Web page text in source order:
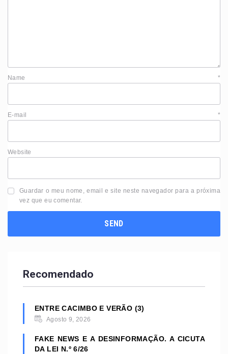
Name *
E-mail *
Website
Guardar o meu nome, email e site neste navegador para a próxima
vez que eu comentar.
Recomendado
ENTRE CACIMBO E VERÃO (3)
Agosto 9, 2026
FAKE NEWS E A DESINFORMAÇÃO. A CICUTA
DA LEI N.º 6/26